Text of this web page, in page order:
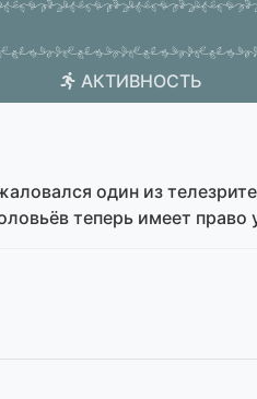
АКТИВНОСТЬ
один из
теперь имеет право